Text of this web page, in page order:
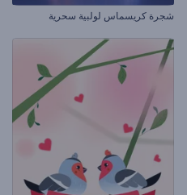
شجرة كريسماس لولبية سحرية